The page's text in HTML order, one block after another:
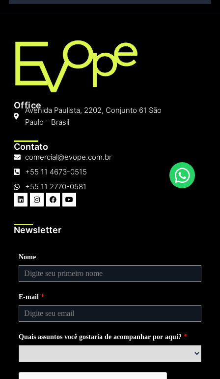
Office
Avenida Paulista, 2202, Conjunto 61 São
Paulo - Brasil
Contato
comercial@evope.com.br
+55 11 4673-0515
+55 11 2770-0581
Newsletter
Nome
E-mail *
Quais assuntos você gostaria de acompanhar por aqui? *